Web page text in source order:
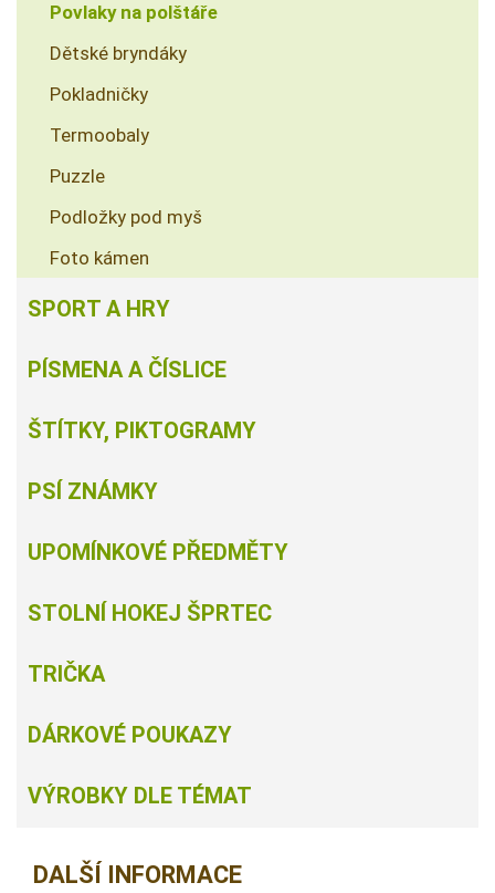
Povlaky na polštáře
Dětské bryndáky
Pokladničky
Termoobaly
Puzzle
Podložky pod myš
Foto kámen
SPORT A HRY
PÍSMENA A ČÍSLICE
ŠTÍTKY, PIKTOGRAMY
PSÍ ZNÁMKY
UPOMÍNKOVÉ PŘEDMĚTY
STOLNÍ HOKEJ ŠPRTEC
TRIČKA
DÁRKOVÉ POUKAZY
VÝROBKY DLE TÉMAT
DALŠÍ INFORMACE